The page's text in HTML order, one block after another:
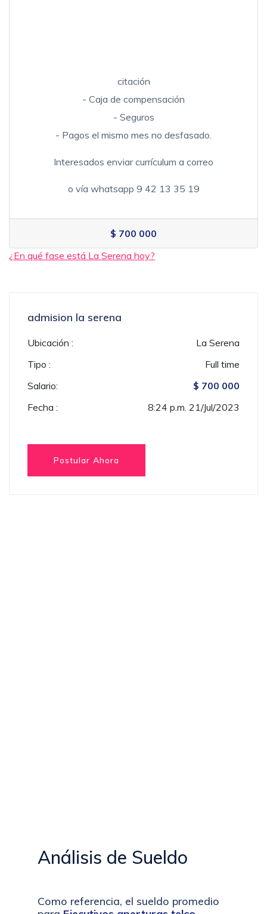
citación
- Caja de compensación
- Seguros
- Pagos el mismo mes no desfasado.
Interesados enviar currículum a correo
o vía whatsapp 9 42 13 35 19
$ 700 000
¿En qué fase está La Serena hoy?
admision la serena
Ubicación :
La Serena
Tipo :
Full time
Salario:
$ 700 000
Fecha :
8:24 p.m. 21/Jul/2023
Postular Ahora
Análisis de Sueldo
Como referencia, el sueldo promedio